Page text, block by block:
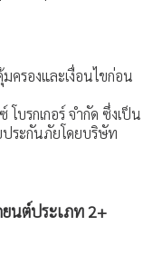
ครองและเงื่อนไขก่อน
บรกเกอร์ จำกัด ซึ่งเป็น
ระกันภัยโดยบริษัท
นต์ประเภท 2+